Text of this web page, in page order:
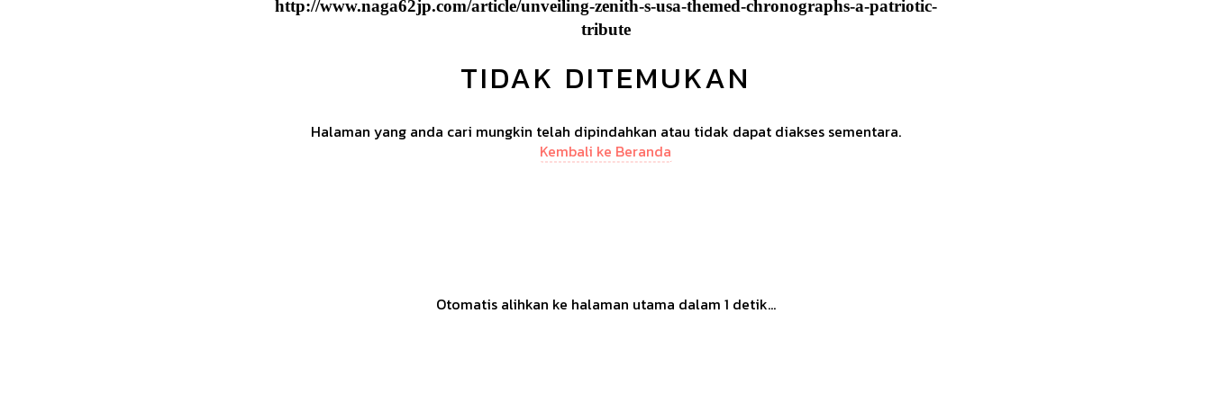
http://www.naga62jp.com/article/unveiling-zenith-s-usa-themed-chronographs-a-patriotic-
tribute
TIDAK DITEMUKAN
Halaman yang anda cari mungkin telah dipindahkan atau tidak dapat diakses sementara.
Kembali ke Beranda
Otomatis alihkan ke halaman utama dalam 1 detik...